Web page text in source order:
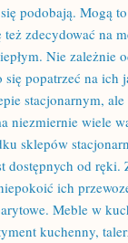
podobają. Mogą
zdecydować na
Nie zależnie
popatrzeć na ich
stacjonarnym,
niezmiernie wiele
sklepów
dostępnych od
ich
Meble w
kuchenny,